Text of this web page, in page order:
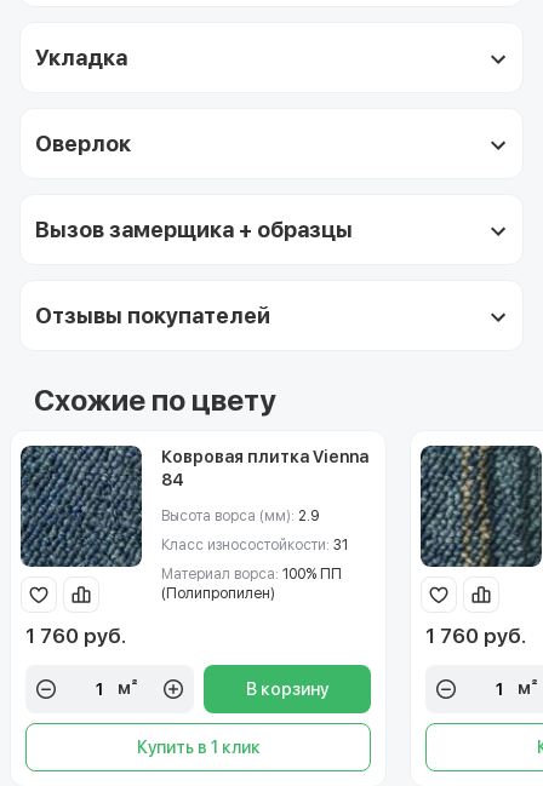
Укладка
Оверлок
Вызов замерщика + образцы
Отзывы покупателей
Схожие по цвету
Ковровая плитка Vienna
84
Высота ворса (мм): 2.9
Класс износостойкости: 31
Материал ворса: 100% ПП
(Полипропилен)
1 760 руб.
м² В корзину
Купить в 1 клик
1 760 руб.
м²